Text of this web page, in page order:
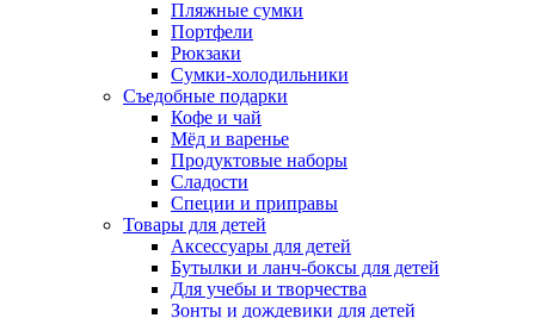
Пляжные сумки
Портфели
Рюкзаки
Сумки-холодильники
Съедобные подарки
Кофе и чай
Мёд и варенье
Продуктовые наборы
Сладости
Специи и приправы
Товары для детей
Аксессуары для детей
Бутылки и ланч-боксы для детей
Для учебы и творчества
Зонты и дождевики для детей